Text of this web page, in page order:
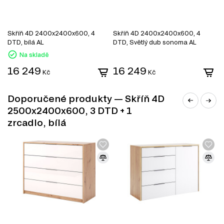
Informace o sérii nábytku
Tento produkt není součástí modulového systému, proto
zde nejsou žádné informace o sérii nábytku.
Skříň 4D 2400x2400x600, 4
DTD, bílá AL
Na skladě
16 249 Kč
Skříň 4D 2400x2400x600, 4
DTD, Světlý dub sonoma AL
16 249 Kč
Doporučené produkty — Skříň 4D
2500x2400x600, 3 DTD + 1
zrcadlo, bílá